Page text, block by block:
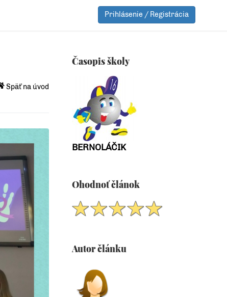
Prihlásenie / Registrácia
Späť na úvod
Časopis školy
BERNOLÁČIK
Ohodnoť článok
Autor článku